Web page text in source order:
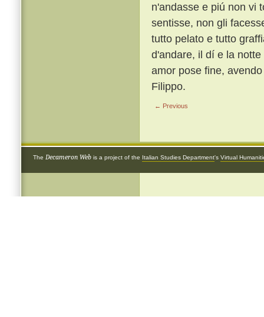
n'andasse e piú non vi
sentisse, non gli
tutto pelato e tutto
d'andare, il dí e la
amor pose fine,
Filippo.
← Previous
The Decameron Web is a project of the Italian Studies Department's Virtual